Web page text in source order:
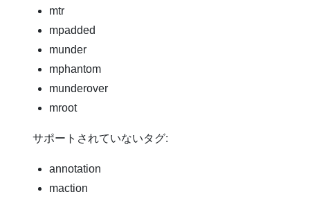
mtr
mpadded
munder
mphantom
munderover
mroot
サポートされていないタグ:
annotation
maction